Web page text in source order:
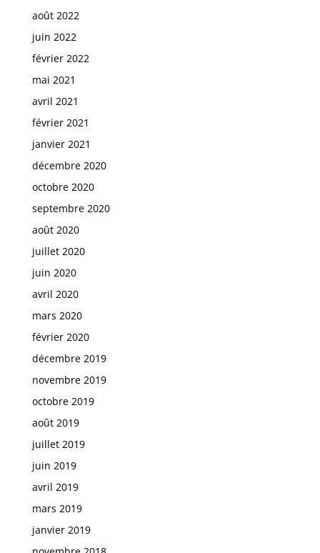
août 2022
juin 2022
février 2022
mai 2021
avril 2021
février 2021
janvier 2021
décembre 2020
octobre 2020
septembre 2020
août 2020
juillet 2020
juin 2020
avril 2020
mars 2020
février 2020
décembre 2019
novembre 2019
octobre 2019
août 2019
juillet 2019
juin 2019
avril 2019
mars 2019
janvier 2019